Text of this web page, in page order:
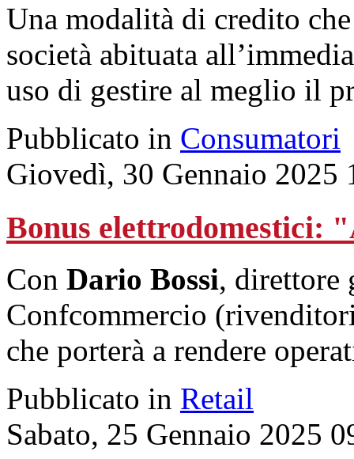
Una modalità di credito
società abituata
uso di gestire al meglio il
Pubblicato in Consumatori
Giovedì, 30 Gennaio 2025
Bonus elettrodomestici:
Con Dario Bossi, direttore
Confcommercio
che porterà a rendere
Pubblicato in Retail
Sabato, 25 Gennaio 2025